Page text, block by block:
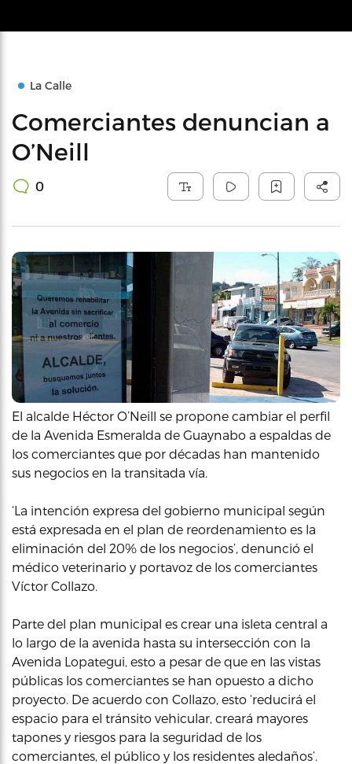
La Calle
Comerciantes denuncian a
O’Neill
0
El alcalde Héctor O’Neill se propone cambiar el perfil
de la Avenida Esmeralda de Guaynabo a espaldas de
los comerciantes que por décadas han mantenido
sus negocios en la transitada vía.
‘La intención expresa del gobierno municipal según
está expresada en el plan de reordenamiento es la
eliminación del 20% de los negocios’, denunció el
médico veterinario y portavoz de los comerciantes
Víctor Collazo.
Parte del plan municipal es crear una isleta central a
lo largo de la avenida hasta su intersección con la
Avenida Lopategui, esto a pesar de que en las vistas
públicas los comerciantes se han opuesto a dicho
proyecto. De acuerdo con Collazo, esto ‘reducirá el
espacio para el tránsito vehicular, creará mayores
tapones y riesgos para la seguridad de los
comerciantes, el público y los residentes aledaños’.